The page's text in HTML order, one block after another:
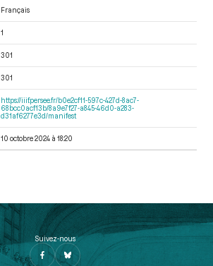
Français
1
301
301
https://iiif.persee.fr/b0e2cf11-597c-427d-8ac7-
68bcc0acf13b/8a9e7f27-a845-46d0-a283-
d31af6277e3d/manifest
10 octobre 2024 à 18:20
Suivez-nous